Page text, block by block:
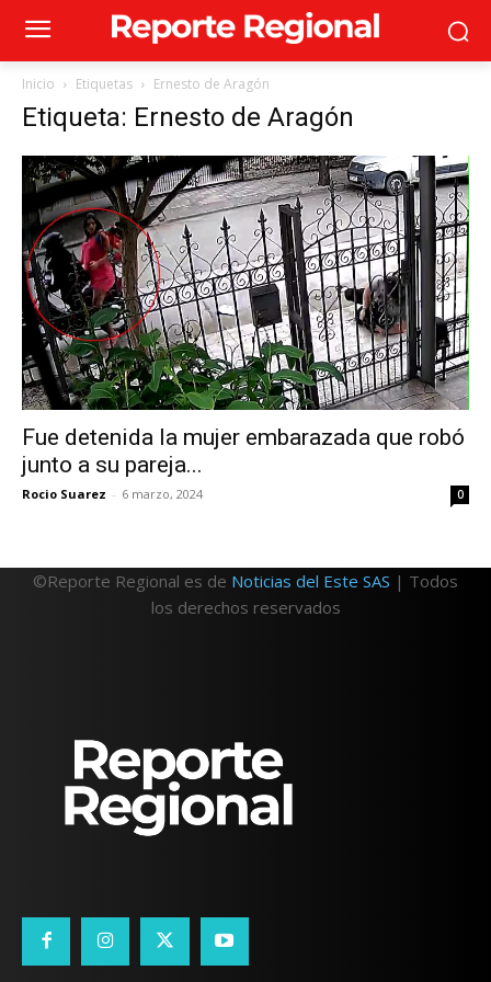
Inicio Etiquetas Ernesto de Aragón
Etiqueta: Ernesto de Aragón
Fue detenida la mujer embarazada que robó
junto a su pareja...
Rocio Suarez - 6 marzo, 2024 0
©Reporte Regional es de Noticias del Este SAS | Todos
los derechos reservados